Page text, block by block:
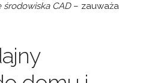
środowiska CAD– zauważa